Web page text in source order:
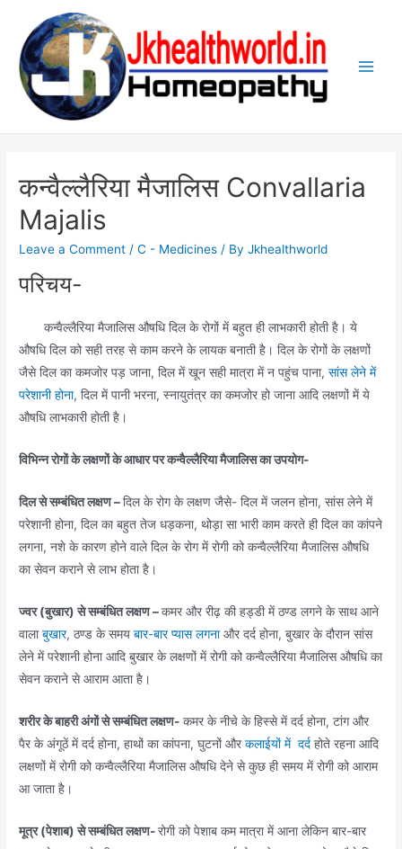
content
कन्वैल्लैरिया मैजालिस Convallaria
Majalis
Leave a Comment /C - Medicines / ByJkhealthworld
परिचय-
कन्वैल्लैरिया मैजालिस औषधि दिल के रोगों में बहुत ही लाभकारी होती है। ये
औषधि दिल को सही तरह से काम करने के लायक बनाती है। दिल के रोगों के लक्षणों
जैसे दिल का कमजोर पड़ जाना, दिल में खून सही मात्रा में न पहुंच पाना,सांस लेने में
परेशानी होना, दिल में पानी भरना, स्नायुतंत्र का कमजोर हो जाना आदि लक्षणों में ये
औषधि लाभकारी होती है।
विभिन्न रोगों के लक्षणों के आधार पर कन्वैल्लैरिया मैजालिस का उपयोग-
दिल से सम्बंधित लक्षण –दिल के रोग के लक्षण जैसे- दिल में जलन होना, सांस लेने में
परेशानी होना, दिल का बहुत तेज धड़कना, थोड़ा सा भारी काम करते ही दिल का कांपने
लगना, नशे के कारण होने वाले दिल के रोग में रोगी को कन्वैल्लैरिया मैजालिस औषधि
का सेवन कराने से लाभ होता है।
ज्वर (बुखार) से सम्बंधित लक्षण –कमर और रीढ़ की हड्डी में ठण्ड लगने के साथ आने
वालाबुखार, ठण्ड के समयबार-बार प्यास लगनाऔर दर्द होना, बुखार के दौरान सांस
लेने में परेशानी होना आदि बुखार के लक्षणों में रोगी को कन्वैल्लैरिया मैजालिस औषधि का
सेवन कराने से आराम आता है।
शरीर के बाहरी अंगों से सम्बंधित लक्षण- कमर के नीचे के हिस्से में दर्द होना, टांग और
पैर के अंगूठें में दर्द होना, हाथों का कांपना, घुटनों औरकलाईयों में दर्द होते रहना आदि
लक्षणों में रोगी को कन्वैल्लैरिया मैजालिस औषधि देने से कुछ ही समय में रोगी को आराम
आ जाता है।
मूत्र (पेशाब) से सम्बंधित लक्षण-रोगी को पेशाब कम मात्रा में आना लेकिन बार-बार